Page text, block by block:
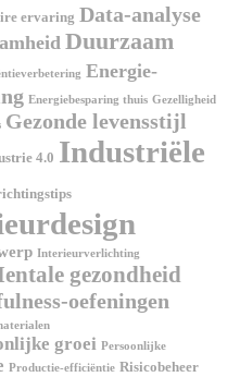
ervaring Data-analyse
Duurzaam
Energie-
Energiebesparing thuis Gezelligheid
Gezonde levensstijl
4.0 Industriële
Interieurverlichting
gezondheid
oefeningen
groei Persoonlijke
Productie-efficiëntie Risicobeheer